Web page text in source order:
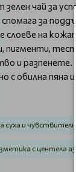
чай за
за
на
пигменти,
и разпенете.
обилна пяна и
суха и
с центела